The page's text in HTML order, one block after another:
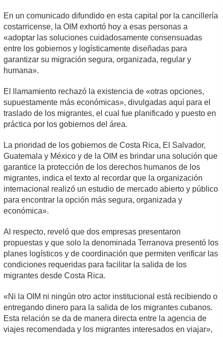
En un comunicado difundido en esta capital por la cancillería
costarricense, la OIM exhortó hoy a esas personas a
«adoptar las soluciones cuidadosamente consensuadas
entre los gobiernos y logísticamente diseñadas para
garantizar su migración segura, organizada, regular y
humana».
El llamamiento rechazó la existencia de «otras opciones,
supuestamente más económicas», divulgadas aquí para el
traslado de los migrantes, el cual fue planificado y puesto en
práctica por los gobiernos del área.
La prioridad de los gobiernos de Costa Rica, El Salvador,
Guatemala y México y de la OIM es brindar una solución que
garantice la protección de los derechos humanos de los
migrantes, indica el texto al recordar que la organización
internacional realizó un estudio de mercado abierto y público
para encontrar la opción más segura, organizada y
económica».
Al respecto, reveló que dos empresas presentaron
propuestas y que solo la denominada Terranova presentó los
planes logísticos y de coordinación que permiten verificar las
condiciones requeridas para facilitar la salida de los
migrantes desde Costa Rica.
«Ni la OIM ni ningún otro actor institucional está recibiendo o
entregando dinero para la salida de los migrantes cubanos.
Esta relación se da de manera directa entre la agencia de
viajes recomendada y los migrantes interesados en viajar»,